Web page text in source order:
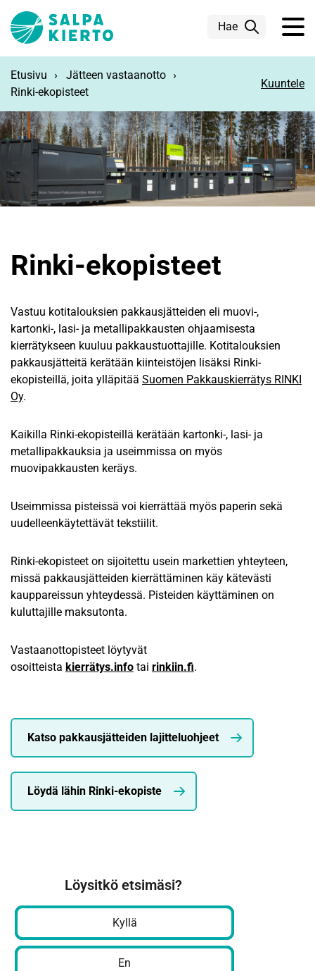
Hae
Etusivu
Jätteen vastaanotto
Rinki-ekopisteet
Kuuntele
Rinki-ekopisteet
Vastuu kotitalouksien pakkausjätteiden eli muovi-,
kartonki-, lasi- ja metallipakkausten ohjaamisesta
kierrätykseen kuuluu pakkaustuottajille. Kotitalouksien
pakkausjätteitä kerätään kiinteistöjen lisäksi Rinki-
ekopisteillä, joita ylläpitää Suomen Pakkauskierrätys RINKI
Oy.
Kaikilla Rinki-ekopisteillä kerätään kartonki-, lasi- ja
metallipakkauksia ja useimmissa on myös
muovipakkausten keräys.
Useimmissa pisteissä voi kierrättää myös paperin sekä
uudelleenkäytettävät tekstiilit.
Rinki-ekopisteet on sijoitettu usein markettien yhteyteen,
missä pakkausjätteiden kierrättäminen käy kätevästi
kauppareissun yhteydessä. Pisteiden käyttäminen on
kuluttajille maksutonta.
Vastaanottopisteet löytyvät
osoitteista kierrätys.info tai rinkiin.fi.
Katso pakkausjätteiden lajitteluohjeet
Löydä lähin Rinki-ekopiste
Löysitkö etsimäsi?
Kyllä
En